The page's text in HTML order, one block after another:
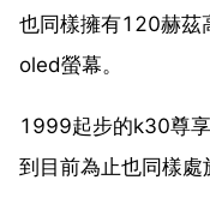
也同樣擁有120赫茲
oled螢幕。
1999起步的k30尊
到目前為止也同樣處